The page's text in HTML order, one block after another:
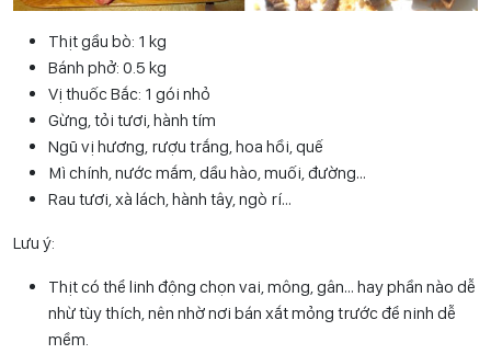
Thịt gầu bò: 1 kg
Bánh phở: 0.5 kg
Vị thuốc Bắc: 1 gói nhỏ
Gừng, tỏi tươi, hành tím
Ngũ vị hương, rượu trắng, hoa hồi, quế
Mì chính, nước mắm, dầu hào, muối, đường…
Rau tươi, xà lách, hành tây, ngò rí…
Lưu ý:
Thịt có thể linh động chọn vai, mông, gân… hay phần nào dễ
nhừ tùy thích, nên nhờ nơi bán xắt mỏng trước để ninh dễ
mềm.